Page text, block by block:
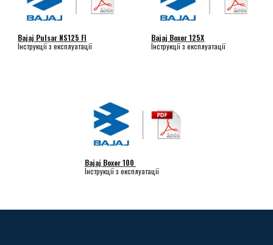
Bajaj Pulsar NS125 FI
Інструкції з експлуатації
Bajaj Boxer 125X
Інструкції з експлуатації
Bajaj Boxer 100
Інструкції з експлуатації